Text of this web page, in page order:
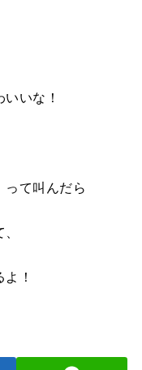
いな！
って叫んだら
！